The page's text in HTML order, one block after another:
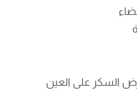
السكر على العين